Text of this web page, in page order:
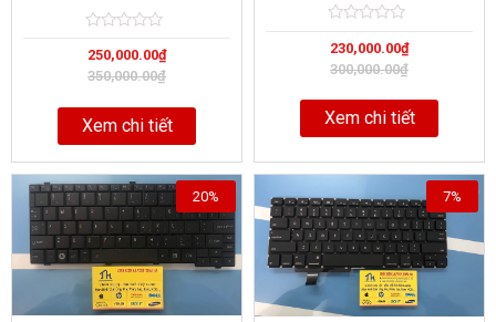
0
out
of
350,000.00₫
250,000.00₫
Xem chi tiết
0
out
of
300,000.00₫
230,000.00₫
Xem chi tiết
20% 7%